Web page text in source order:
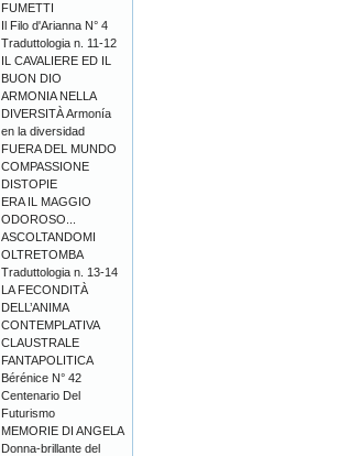
FUMETTI
Il Filo d'Arianna N° 4
Traduttologia n. 11-12
IL CAVALIERE ED IL
BUON DIO
ARMONIA NELLA
DIVERSITÀ Armonía
en la diversidad
FUERA DEL MUNDO
COMPASSIONE
DISTOPIE
ERA IL MAGGIO
ODOROSO...
ASCOLTANDOMI
OLTRETOMBA
Traduttologia n. 13-14
LA FECONDITÀ
DELL’ANIMA
CONTEMPLATIVA
CLAUSTRALE
FANTAPOLITICA
Bérénice N° 42
Centenario Del
Futurismo
MEMORIE DI ANGELA
Donna-brillante del